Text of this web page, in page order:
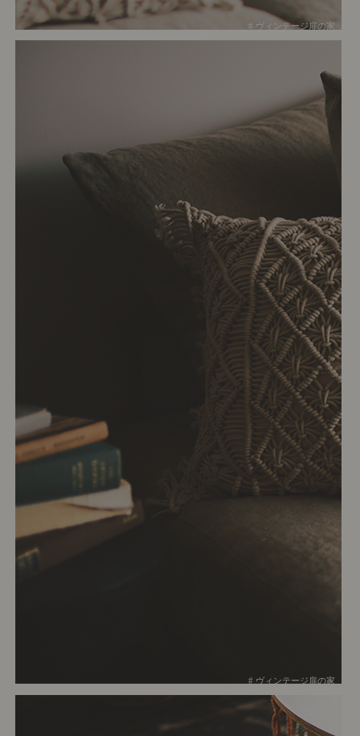
# ヴィンテージ扉の家
# ヴィンテージ扉の家